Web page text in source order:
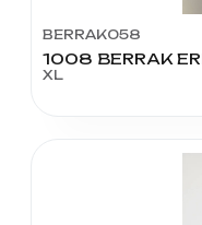
BERRAK058
XL